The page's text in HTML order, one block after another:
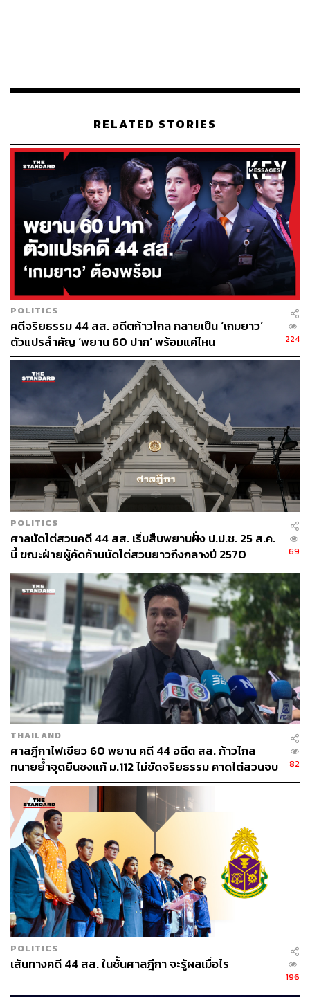
RELATED STORIES
POLITICS
คดีจริยธรรม 44 สส. อดีตก้าวไกล กลายเป็น ‘เกมยาว’
ตัวแปรสำคัญ ‘พยาน 60 ปาก’ พร้อมแค่ไหน
224
POLITICS
ศาลนัดไต่สวนคดี 44 สส. เริ่มสืบพยานฝั่ง ป.ป.ช. 25 ส.ค.
นี้ ขณะฝ่ายผู้คัดค้านนัดไต่สวนยาวถึงกลางปี 2570
69
THAILAND
ศาลฎีกาไฟเขียว 60 พยาน คดี 44 อดีต สส. ก้าวไกล
ทนายย้ำจุดยืนชงแก้ ม.112 ไม่ขัดจริยธรรม คาดไต่สวนจบ
พฤษภาคมปี 2570
82
POLITICS
เส้นทางคดี 44 สส. ในชั้นศาลฎีกา จะรู้ผลเมื่อไร
196